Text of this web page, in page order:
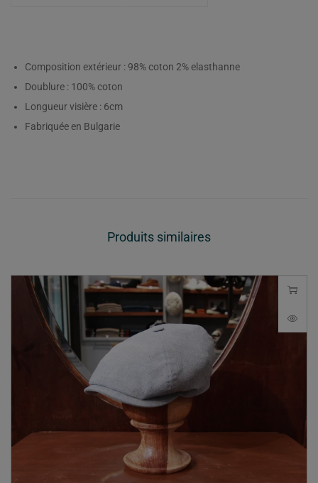
Composition extérieur : 98% coton 2% elasthanne
Doublure : 100% coton
Longueur visière : 6cm
Fabriquée en Bulgarie
Produits similaires